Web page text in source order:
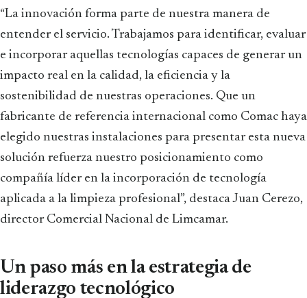
“La innovación forma parte de nuestra manera de
entender el servicio. Trabajamos para identificar, evaluar
e incorporar aquellas tecnologías capaces de generar un
impacto real en la calidad, la eficiencia y la
sostenibilidad de nuestras operaciones. Que un
fabricante de referencia internacional como Comac haya
elegido nuestras instalaciones para presentar esta nueva
solución refuerza nuestro posicionamiento como
compañía líder en la incorporación de tecnología
aplicada a la limpieza profesional”, destaca Juan Cerezo,
director Comercial Nacional de Limcamar.
Un paso más en la estrategia de
liderazgo tecnológico